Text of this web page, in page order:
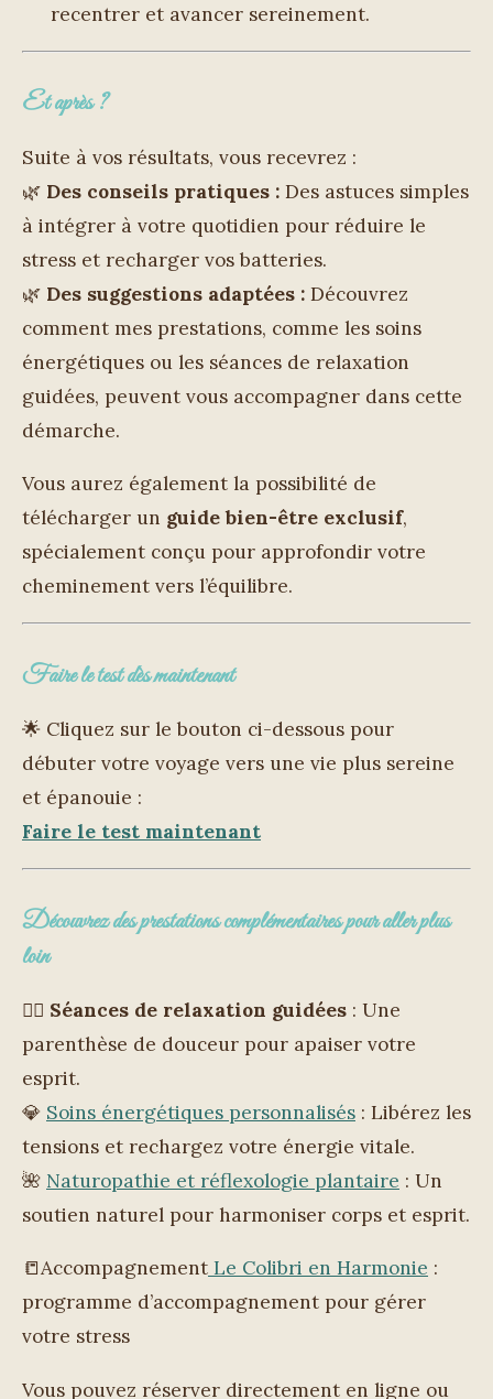
recentrer et avancer sereinement.
Et après ?
Suite à vos résultats, vous recevrez :
🌿 Des conseils pratiques : Des astuces simples
à intégrer à votre quotidien pour réduire le
stress et recharger vos batteries.
🌿 Des suggestions adaptées : Découvrez
comment mes prestations, comme les soins
énergétiques ou les séances de relaxation
guidées, peuvent vous accompagner dans cette
démarche.
Vous aurez également la possibilité de
télécharger un guide bien-être exclusif,
spécialement conçu pour approfondir votre
cheminement vers l’équilibre.
Faire le test dès maintenant
🌟 Cliquez sur le bouton ci-dessous pour
débuter votre voyage vers une vie plus sereine
et épanouie :
Faire le test maintenant
Découvrez des prestations complémentaires pour aller plus
loin
💆‍♀️ Séances de relaxation guidées : Une
parenthèse de douceur pour apaiser votre
esprit.
💎 Soins énergétiques personnalisés : Libérez les
tensions et rechargez votre énergie vitale.
🌺 Naturopathie et réflexologie plantaire : Un
soutien naturel pour harmoniser corps et esprit.
📒Accompagnement Le Colibri en Harmonie :
programme d’accompagnement pour gérer
votre stress
Vous pouvez réserver directement en ligne ou